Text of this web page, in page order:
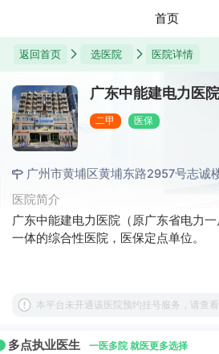
首页
返回首页 选医院 医院详情
广东中能建电力医院
二甲 医保
广州市黄埔区黄埔东路2957号志诚
医院简介
广东中能建电力医院（原广东省电力
一体的综合性医院，医保定点单位。
本平台未开通该医院预约挂号服务，请查
多点执业医生 一医多院 就医更多选择